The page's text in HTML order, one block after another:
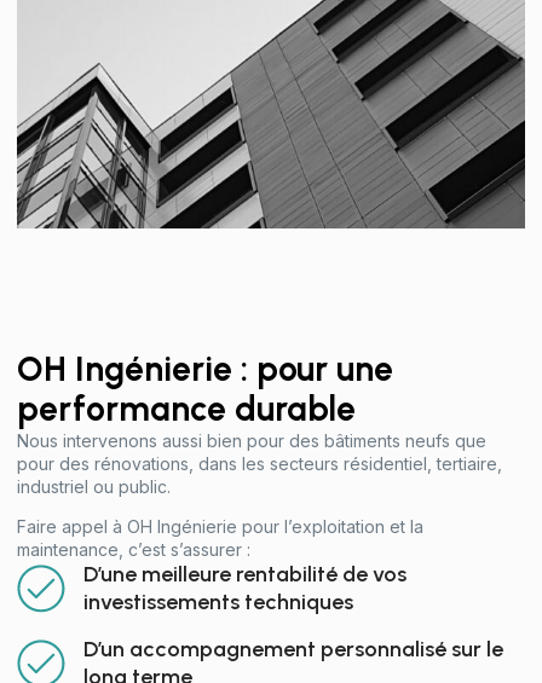
OH Ingénierie : pour une
performance durable
Nous intervenons aussi bien pour des bâtiments neufs que
pour des rénovations, dans les secteurs résidentiel, tertiaire,
industriel ou public.
Faire appel à OH Ingénierie pour l’exploitation et la
maintenance, c’est s’assurer :
D’une meilleure rentabilité de vos
investissements techniques
D’un accompagnement personnalisé sur le
long terme